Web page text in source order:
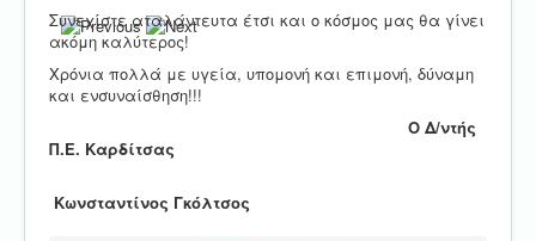
Συνεχίστε αταλάντευτα έτσι και ο κόσμος μας θα γίνει
ακόμη καλύτερος!
Χρόνια πολλά με υγεία, υπομονή και επιμονή, δύναμη
και ενσυναίσθηση!!!
Ο Δ/ντής
Π.Ε. Καρδίτσας
Κωνσταντίνος Γκόλτσος